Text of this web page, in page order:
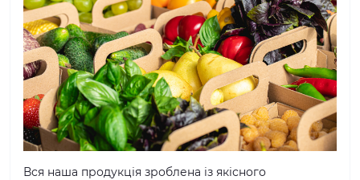
Вся наша продукція зроблена із якісного